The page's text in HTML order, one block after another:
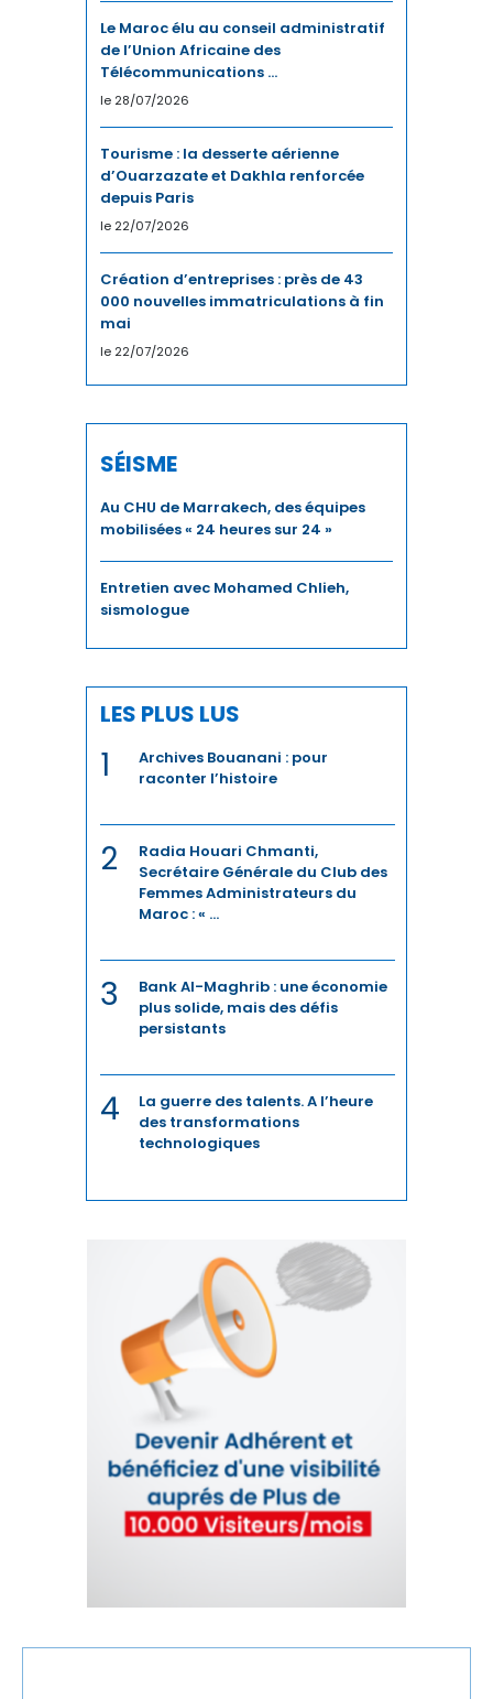
DÉVELOPPEMENT HUMAIN
DIGITAL
DIPLOMATIE
DISTRIBUTION
ECONOMIE BLEUE
ECONOMIE CIRCULAIRE
EDUCATION
ÉNERGIE
ENERGIE
ENTREPRENEURIAT
FERROVIAIRE
IMMOBILIER
INDUSTRIES CULTURELLES
INVESTISSEMENTS
JURIDIQUE
JURIDIQUE / FISCAL
LEADERSHIP
MANAGEMENT
Le Maroc élu au conseil administratif
de l’Union Africaine des
Télécommunications ...
le 28/07/2026
Tourisme : la desserte aérienne
d’Ouarzazate et Dakhla renforcée
depuis Paris
le 22/07/2026
Création d’entreprises : près de 43
000 nouvelles immatriculations à fin
mai
le 22/07/2026
SÉISME
Au CHU de Marrakech, des équipes
mobilisées « 24 heures sur 24 »
Entretien avec Mohamed Chlieh,
sismologue
LES PLUS LUS
1
Archives Bouanani : pour
raconter l’histoire
2
Radia Houari Chmanti,
Secrétaire Générale du Club des
Femmes Administrateurs du
Maroc : « ...
3
Bank Al-Maghrib : une économie
plus solide, mais des défis
persistants
4
La guerre des talents. A l’heure
des transformations
technologiques